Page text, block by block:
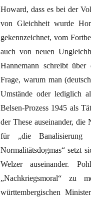
Howard, dass es bei der
von Gleichheit wurde
gekennzeichnet, vom
auch von neuen
Hannemann schreibt
Frage, warum man
Umstände oder lediglich
Belsen-Prozess 1945 als
der These auseinander, die
für „die Banalisierung
Normalitätsdogmas“ setzt
Welzer auseinander.
„Nachkriegsmoral“ zu
württembergischen